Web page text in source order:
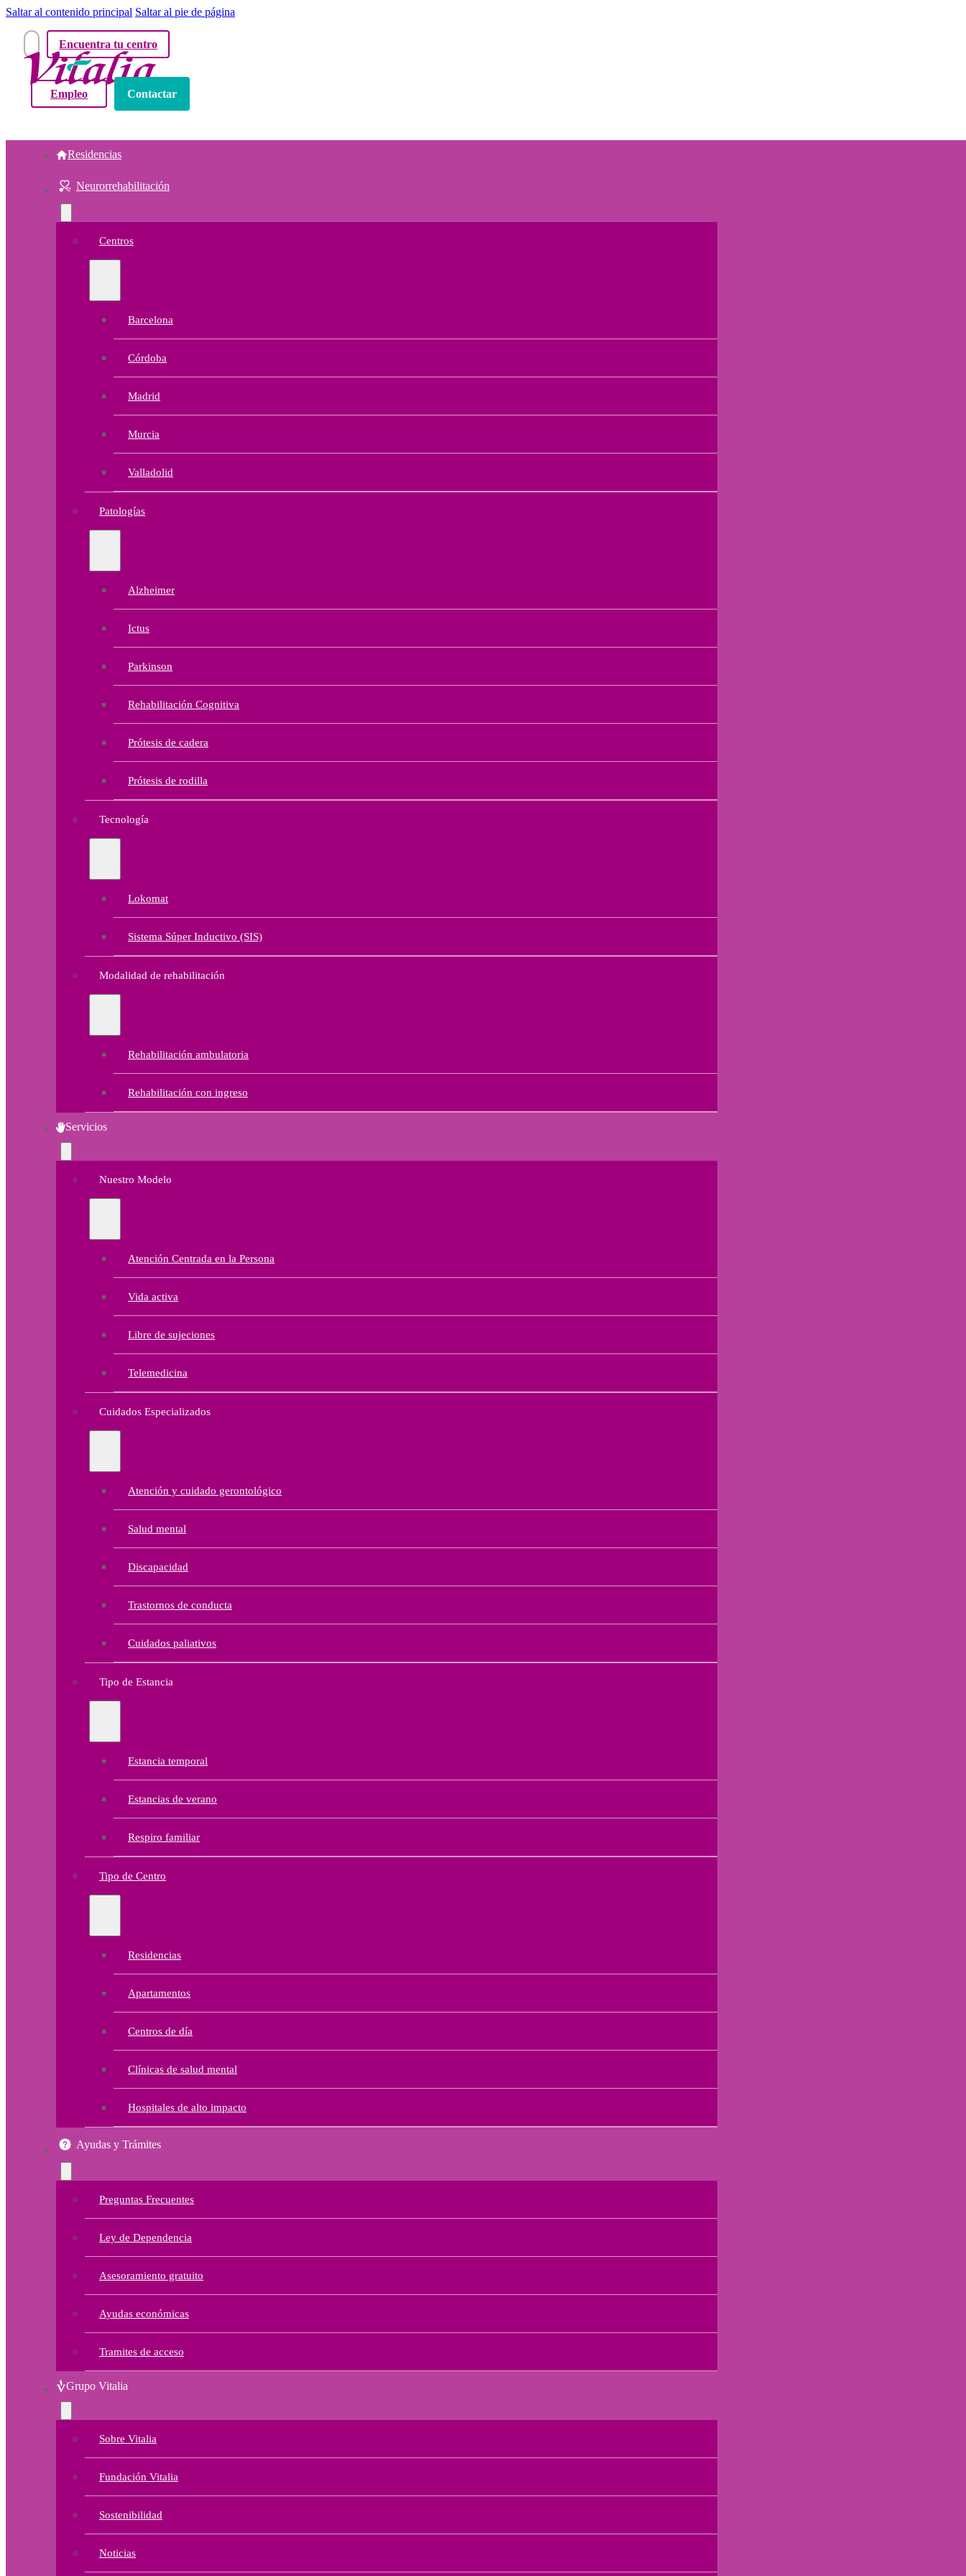
Saltar al contenido principal Saltar al pie de página
Encuentra tu centro
Empleo Contactar
Residencias
Neurorrehabilitación
Centros
Barcelona
Córdoba
Madrid
Murcia
Valladolid
Patologías
Alzheimer
Ictus
Parkinson
Rehabilitación Cognitiva
Prótesis de cadera
Prótesis de rodilla
Tecnología
Lokomat
Sistema Súper Inductivo (SIS)
Modalidad de rehabilitación
Rehabilitación ambulatoria
Rehabilitación con ingreso
Servicios
Nuestro Modelo
Atención Centrada en la Persona
Vida activa
Libre de sujeciones
Telemedicina
Cuidados Especializados
Atención y cuidado gerontológico
Salud mental
Discapacidad
Trastornos de conducta
Cuidados paliativos
Tipo de Estancia
Estancia temporal
Estancias de verano
Respiro familiar
Tipo de Centro
Residencias
Apartamentos
Centros de día
Clínicas de salud mental
Hospitales de alto impacto
Ayudas y Trámites
Preguntas Frecuentes
Ley de Dependencia
Asesoramiento gratuito
Ayudas económicas
Tramites de acceso
Grupo Vitalia
Sobre Vitalia
Fundación Vitalia
Sostenibilidad
Noticias